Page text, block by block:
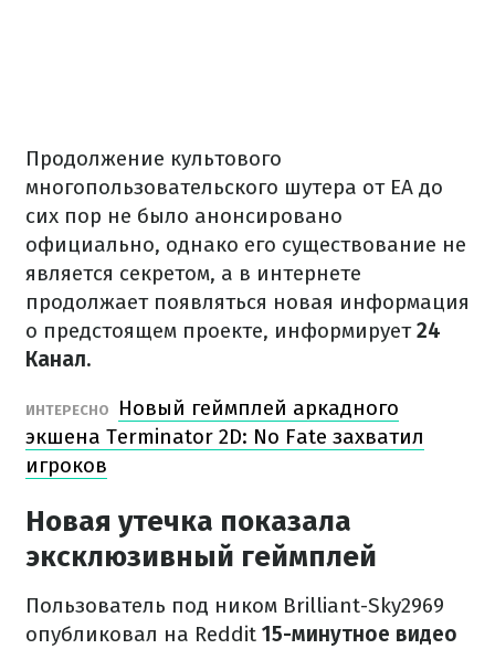
Продолжение культового
многопользовательского шутера от EA до
сих пор не было анонсировано
официально, однако его существование не
является секретом, а в интернете
продолжает появляться новая информация
о предстоящем проекте, информирует24
Канал.
ИНТЕРЕСНО
Новый геймплей аркадного
экшена Terminator 2D: No Fate захватил
игроков
Новая утечка показала
эксклюзивный геймплей
Пользователь под ником Brilliant-Sky2969
опубликовал на Reddit 15-минутное видео